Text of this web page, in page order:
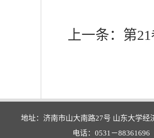
上一条： 第
地址：济南市山大南路27号 山东大学
电话：0531－